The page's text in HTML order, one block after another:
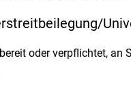
oder verpflichtet, an